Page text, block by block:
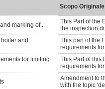
Scopo Originale
marking of...
This Part of the
the inspection
and
This part of the
requirements
for limiting
This Part of this
requirements
Amendment to
with the topic